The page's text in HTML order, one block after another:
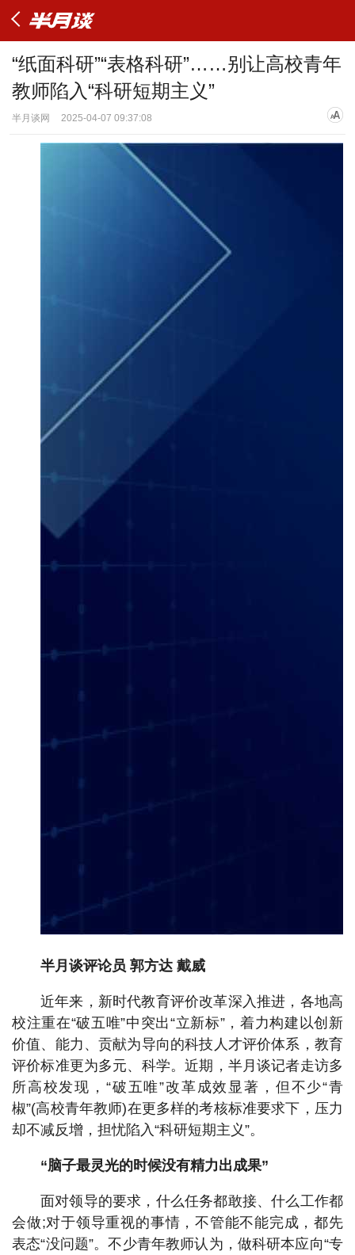
“纸面科研”“表格科研”……别让高校青年
教师陷入“科研短期主义”
半月谈网 2025-04-07 09:37:08
半月谈评论员 郭方达 戴威
近年来，新时代教育评价改革深入推进，各地高
校注重在“破五唯”中突出“立新标”，着力构建以创新
价值、能力、贡献为导向的科技人才评价体系，教育
评价标准更为多元、科学。近期，半月谈记者走访多
所高校发现，“破五唯”改革成效显著，但不少“青
椒”(高校青年教师)在更多样的考核标准要求下，压力
却不减反增，担忧陷入“科研短期主义”。
“脑子最灵光的时候没有精力出成果”
面对领导的要求，什么任务都敢接、什么工作都
会做;对于领导重视的事情，不管能不能完成，都先
表态“没问题”。不少青年教师认为，做科研本应向“专